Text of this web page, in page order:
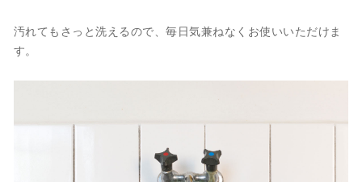
汚れてもさっと洗えるので、毎日気兼ねなくお使いいただけま
す。